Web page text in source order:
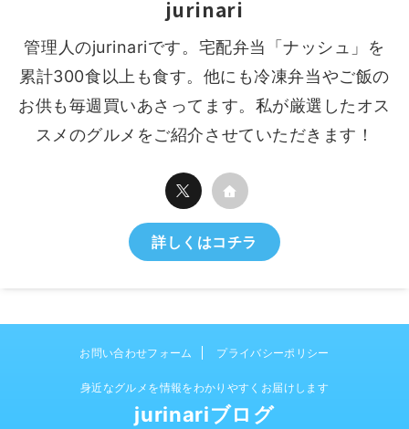
jurinari
管理人のjurinariです。宅配弁当「ナッシュ」を
累計300食以上も食す。他にも冷凍弁当やご飯の
お供も毎週買いあさってます。私が厳選したオス
スメのグルメをご紹介させていただきます！
詳しくはコチラ
お問い合わせフォーム プライバシーポリシー
身近なグルメを情報をわかりやすくお届けします
jurinariブログ